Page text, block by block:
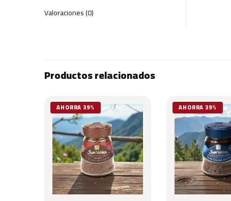
Valoraciones (0)
Productos relacionados
AHORRA 39% AHORRA 39%